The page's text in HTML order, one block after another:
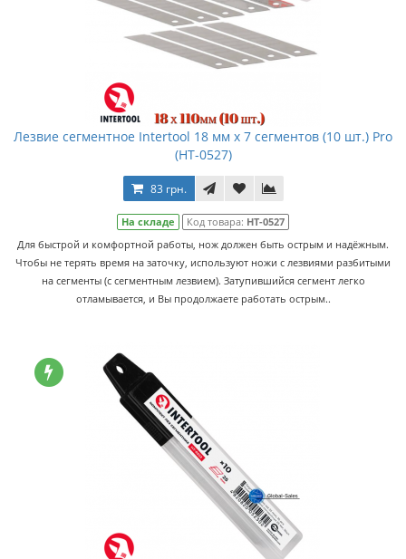
Лезвие сегментное Intertool 18 мм x 7 сегментов (10 шт.) Pro
(HT-0527)
83 грн.
На складе Код товара: HT-0527
Для быстрой и комфортной работы, нож должен быть острым и надёжным.
Чтобы не терять время на заточку, используют ножи с лезвиями разбитыми
на сегменты (с сегментным лезвием). Затупившийся сегмент легко
отламывается, и Вы продолжаете работать острым..